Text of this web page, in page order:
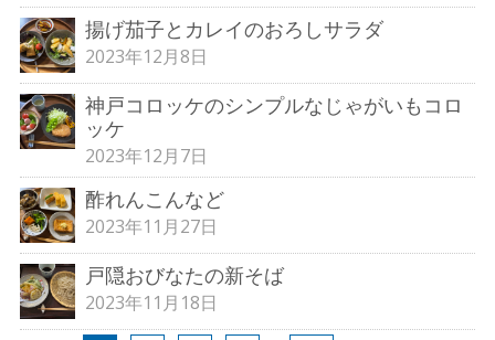
揚げ茄子とカレイのおろしサラダ
2023年12月8日
神戸コロッケのシンプルなじゃがいもコロ
ッケ
2023年12月7日
酢れんこんなど
2023年11月27日
戸隠おびなたの新そば
2023年11月18日